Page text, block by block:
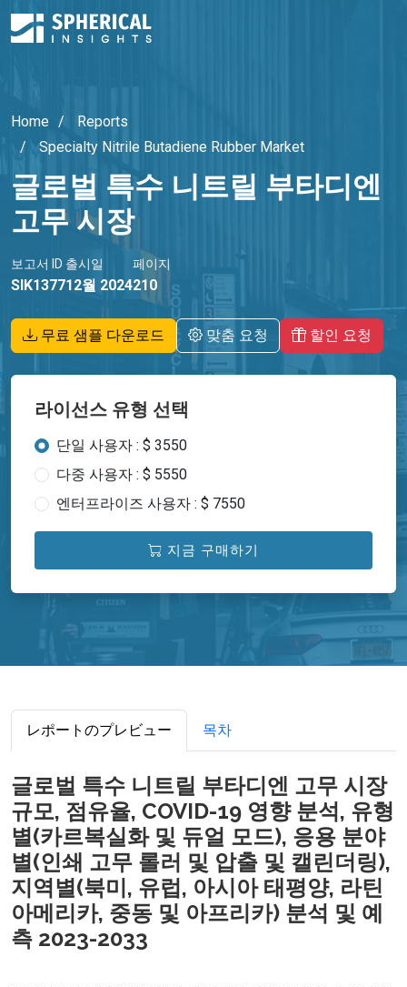
Home
Reports
Specialty Nitrile Butadiene Rubber Market
글로벌 특수 니트릴 부타디엔
고무 시장
보고서 ID
SIK1377
출시일
12월 2024
페이지
210
무료 샘플 다운로드 맞춤 요청 할인 요청
라이선스 유형 선택
단일 사용자 : $ 3550
다중 사용자 : $ 5550
엔터프라이즈 사용자 : $ 7550
지금 구매하기
レポートのプレビュー 목차
글로벌 특수 니트릴 부타디엔 고무 시장
규모, 점유율, COVID-19 영향 분석, 유형
별(카르복실화 및 듀얼 모드), 응용 분야
별(인쇄 고무 롤러 및 압출 및 캘린더링),
지역별(북미, 유럽, 아시아 태평양, 라틴
아메리카, 중동 및 아프리카) 분석 및 예
측 2023-2033